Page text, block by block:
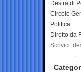
Destra di
Circolo
Politica
Diretto da
Scrivici: